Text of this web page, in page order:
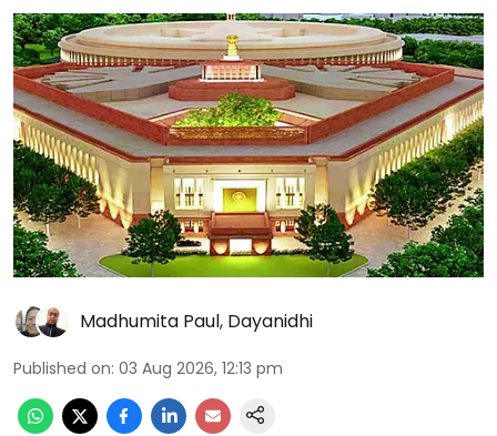
Madhumita Paul, Dayanidhi
Published on: 03 Aug 2026, 12:13 pm